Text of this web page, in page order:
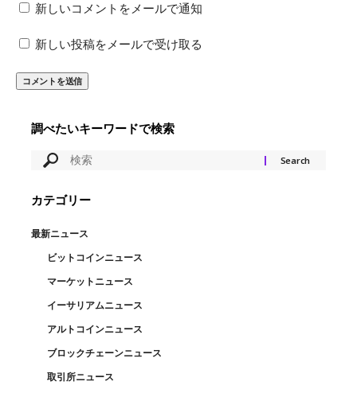
新しいコメントをメールで通知
新しい投稿をメールで受け取る
調べたいキーワードで検索
カテゴリー
最新ニュース
ビットコインニュース
マーケットニュース
イーサリアムニュース
アルトコインニュース
ブロックチェーンニュース
取引所ニュース